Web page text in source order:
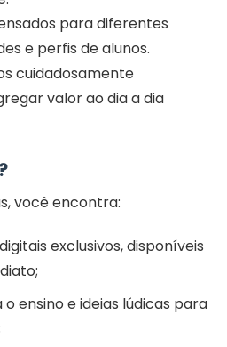
para diferentes
e perfis de alunos.
cuidadosamente
valor ao dia a dia
você encontra:
exclusivos, disponíveis
ensino e ideias lúdicas para